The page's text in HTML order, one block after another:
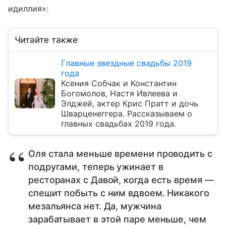
идиллия»:
Читайте также
Главные звездные свадьбы 2019
года
Ксения Собчак и Константин
Богомолов, Настя Ивлеева и
Элджей, актер Крис Пратт и дочь
Шварценеггера. Рассказываем о
главных свадьбах 2019 года.
Оля стала меньше времени проводить с
подругами, теперь ужинает в
ресторанах с Давой, когда есть время —
спешит побыть с ним вдвоем. Никакого
мезальянса нет. Да, мужчина
зарабатывает в этой паре меньше, чем